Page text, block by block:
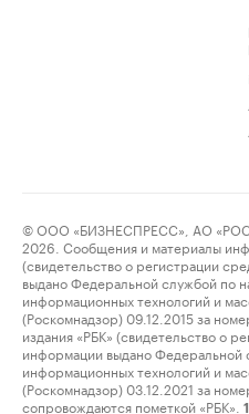
© ООО «БИЗНЕСПРЕСС», АО
2026. Сообщения и материалы
(свидетельство о регистрации
выдано Федеральной службой по
информационных технологий и
(Роскомнадзор) 09.12.2015 за
издания «РБК» (свидетельство о
информации выдано Федеральной
информационных технологий и
(Роскомнадзор) 03.12.2021 за
сопровождаются пометкой «РБК».